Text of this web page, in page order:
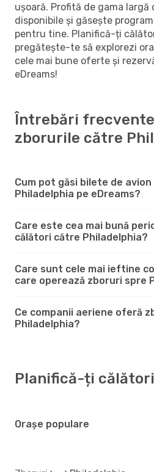
ușoară. Profită de gama largă
disponibile și găsește
pentru tine. Planifică-ți
pregătește-te să explorezi
cele mai bune oferte și
eDreams!
Întrebări
zborurile către
Cum pot găsi bilete de
Philadelphia pe eDreams?
Care este cea mai bună
călători către Philadelphia?
Care sunt cele mai ieftine
care operează zboruri spre
Ce companii aeriene oferă
Philadelphia?
Planifică-ți
Orașe populare